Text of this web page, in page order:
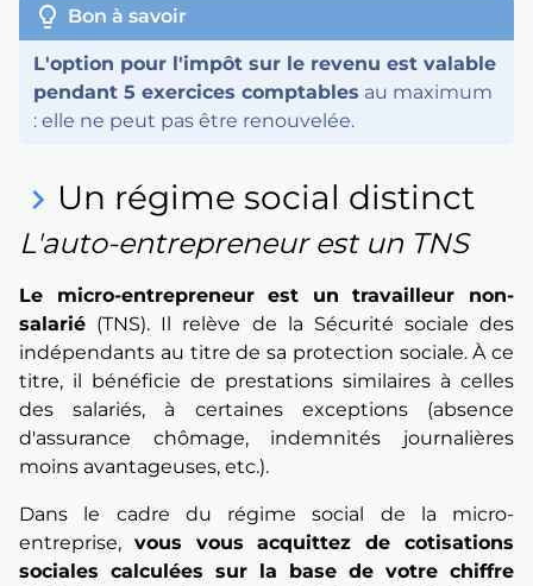
lightbulb Bon à savoir
L'option pour l'impôt sur le revenu est valable
pendant 5 exercices comptables au maximum
: elle ne peut pas être renouvelée.
keyboard_arrow_right Un régime social distinct
L'auto-entrepreneur est un TNS
Le micro-entrepreneur est un travailleur non-
salarié (TNS). Il relève de la Sécurité sociale des
indépendants au titre de sa protection sociale. À ce
titre, il bénéficie de prestations similaires à celles
des salariés, à certaines exceptions (absence
d'assurance chômage, indemnités journalières
moins avantageuses, etc.).
Dans le cadre du régime social de la micro-
entreprise, vous vous acquittez de cotisations
sociales calculées sur la base de votre chiffre